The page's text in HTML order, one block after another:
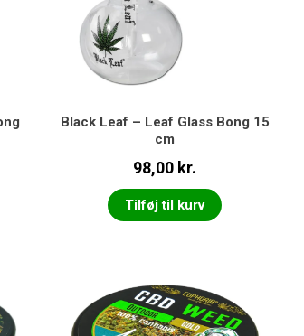
Black Leaf – Leaf Glass Bong 15
cm
98,00 kr.
Tilføj til kurv